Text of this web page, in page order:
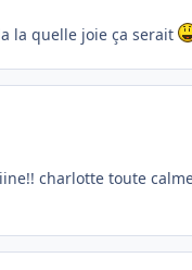
la quelle joie ça serait
charlotte toute